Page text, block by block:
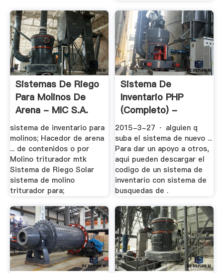
Sistemas De Riego
Para Molinos De
Arena - MIC S.A.
sistema de inventario para
molinos; Hacedor de arena
... de contenidos o por
Molino triturador mtk
Sistema de Riego Solar
sistema de molino
triturador para;
Sistema De
Inventario PHP
(Completo) -
Página 6 .
2015-3-27 · alguien q
suba el sistema de nuevo ...
Para dar un apoyo a otros,
aqui pueden descargar el
codigo de un sistema de
inventario con sistema de
busquedas de .